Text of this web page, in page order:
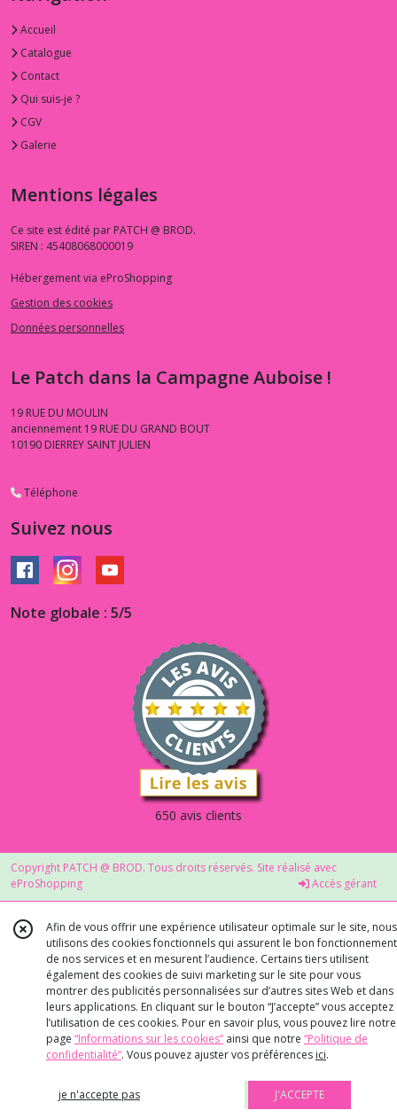
Accueil
Catalogue
Contact
Qui suis-je ?
CGV
Galerie
Mentions légales
Ce site est édité par PATCH @ BROD.
SIREN : 45408068000019
Hébergement via eProShopping
Gestion des cookies
Données personnelles
Le Patch dans la Campagne Auboise !
19 RUE DU MOULIN
anciennement 19 RUE DU GRAND BOUT
10190 DIERREY SAINT JULIEN
Téléphone
Suivez nous
Note globale : 5/5
650 avis clients
Copyright PATCH @ BROD. Tous droits réservés. Site réalisé avec
eProShopping
Accès gérant
Afin de vous offrir une expérience utilisateur optimale sur le site, nous
utilisons des cookies fonctionnels qui assurent le bon fonctionnement
de nos services et en mesurent l’audience. Certains tiers utilisent
également des cookies de suivi marketing sur le site pour vous
montrer des publicités personnalisées sur d’autres sites Web et dans
leurs applications. En cliquant sur le bouton “J’accepte” vous acceptez
l’utilisation de ces cookies. Pour en savoir plus, vous pouvez lire notre
page “Informations sur les cookies” ainsi que notre “Politique de
confidentialité“. Vous pouvez ajuster vos préférences ici.
je n'accepte pas J'ACCEPTE